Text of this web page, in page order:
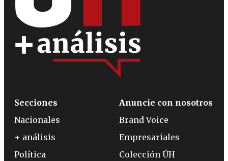
Secciones
Nacionales
+ análisis
Política
Anuncie con nosotros
Brand Voice
Empresariales
Colección ÚH